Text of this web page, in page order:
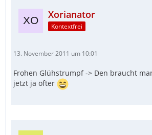
Xorianator
Kontextfrei
13. November 2011 um 10:01
Frohen Glühstrumpf -> Den braucht
jetzt ja öfter